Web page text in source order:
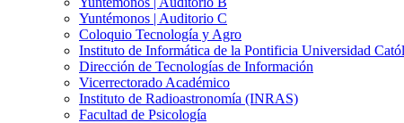
Yuntémonos | Auditorio C
Coloquio Tecnología y Agro
Instituto de Informática de la Pontificia Universidad
Dirección de Tecnologías de Información
Vicerrectorado Académico
Instituto de Radioastronomía (INRAS)
Facultad de Psicología